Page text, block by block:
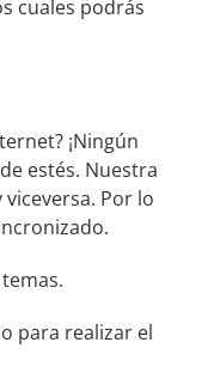
cuales podrás
¡Ningún
estés. Nuestra
Por lo
para realizar el